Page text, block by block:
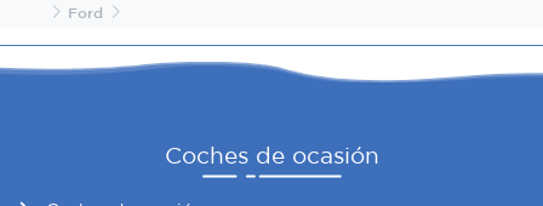
InicioFord
Coches de ocasión